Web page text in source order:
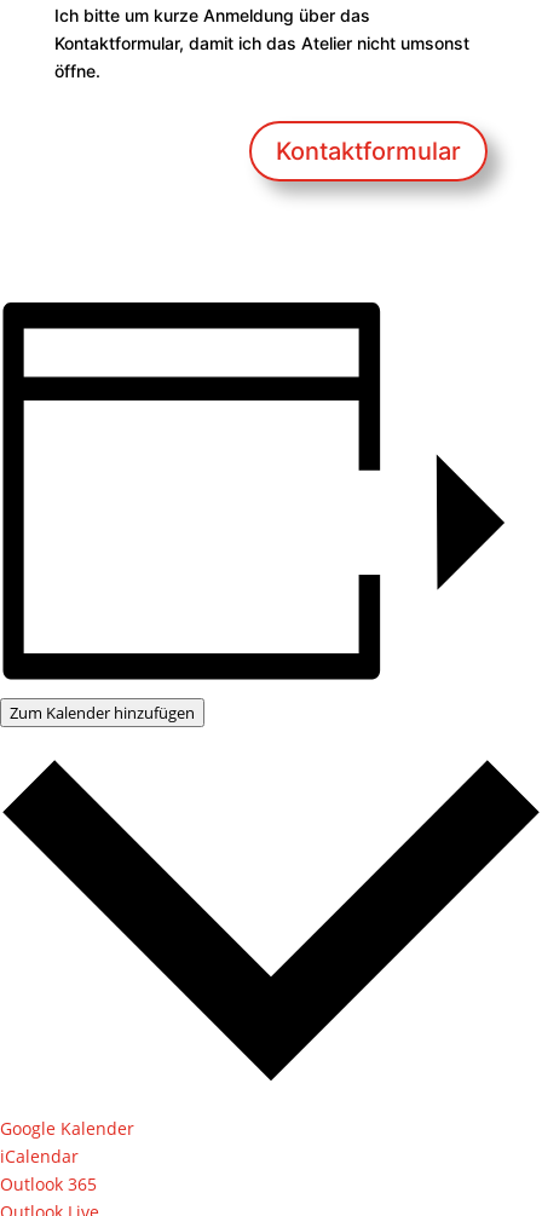
Ich bitte um kurze Anmeldung über das
Kontaktformular, damit ich das Atelier nicht umsonst
öffne.
Kontaktformular
Zum Kalender hinzufügen
Google Kalender
iCalendar
Outlook 365